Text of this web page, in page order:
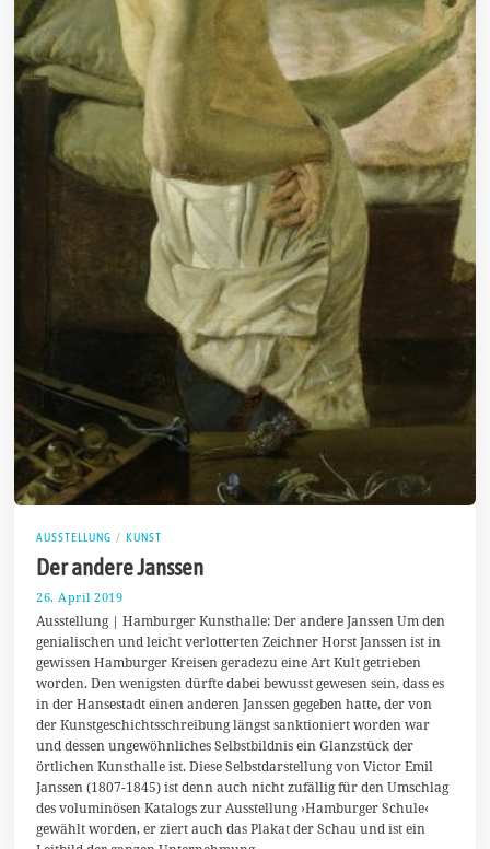
AUSSTELLUNG / KUNST
Der andere Janssen
26. April 2019
0
.
A
p
r
l
2
0
1
9
Ausstellung | Hamburger Kunsthalle: Der andere Janssen Um den
genialischen und leicht verlotterten Zeichner Horst Janssen ist in
gewissen Hamburger Kreisen geradezu eine Art Kult getrieben
worden. Den wenigsten dürfte dabei bewusst gewesen sein, dass es
in der Hansestadt einen anderen Janssen gegeben hatte, der von
der Kunstgeschichtsschreibung längst sanktioniert worden war
und dessen ungewöhnliches Selbstbildnis ein Glanzstück der
örtlichen Kunsthalle ist. Diese Selbstdarstellung von Victor Emil
Janssen (1807-1845) ist denn auch nicht zufällig für den Umschlag
des voluminösen Katalogs zur Ausstellung ›Hamburger Schule‹
gewählt worden, er ziert auch das Plakat der Schau und ist ein